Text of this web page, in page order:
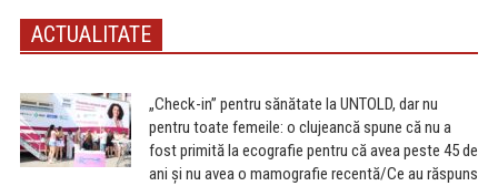
ACTUALITATE
„Check-in” pentru sănătate la UNTOLD, dar nu
pentru toate femeile: o clujeancă spune că nu a
fost primită la ecografie pentru că avea peste 45 de
ani și nu avea o mamografie recentă/Ce au răspuns